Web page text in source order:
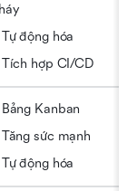
động hóa
Tích hợp CI/CD
Kanban
sức mạnh
động hóa